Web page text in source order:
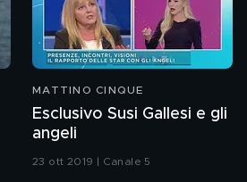
MATTINO CINQUE
Esclusivo Susi Gallesi e gli
angeli
23 ott 2019 | Canale 5